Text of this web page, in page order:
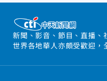
新聞、影音、節目、直播、
世界各地華人亦頗受歡迎，